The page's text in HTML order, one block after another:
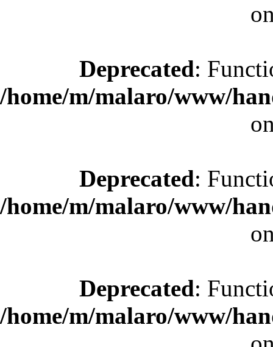
Deprecated:
/home/m/malaro/www/
Deprecated:
/home/m/malaro/www/
Deprecated:
/home/m/malaro/www/